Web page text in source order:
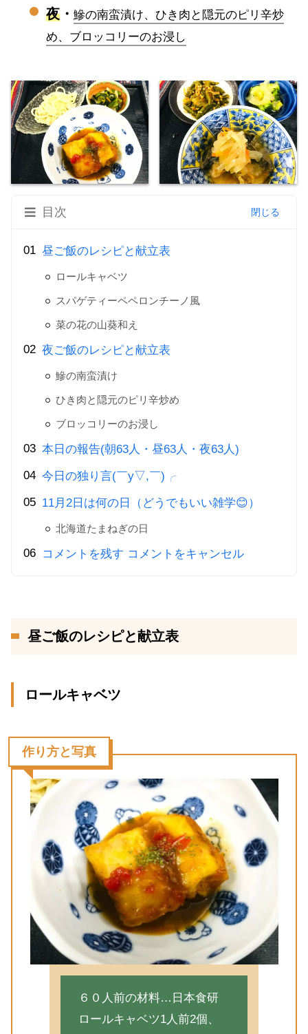
夜 ・ 鰺の南蛮漬け、ひき肉と隠元のピリ辛炒
め、ブロッコリーのお浸し
目次
昼ご飯のレシピと献立表
ロールキャベツ
スパゲティーペペロンチーノ風
菜の花の山葵和え
夜ご飯のレシピと献立表
鰺の南蛮漬け
ひき肉と隠元のピリ辛炒め
ブロッコリーのお浸し
本日の報告(朝63人・昼63人・夜63人)
今日の独り言(￣y▽,￣)╭
11月2日は何の日（どうでもいい雑学😊）
北海道たまねぎの日
コメントを残す コメントをキャンセル
昼ご飯のレシピと献立表
ロールキャベツ
作り方と写真
６０人前の材料…日本食研
ロールキャベツ1人前2個、